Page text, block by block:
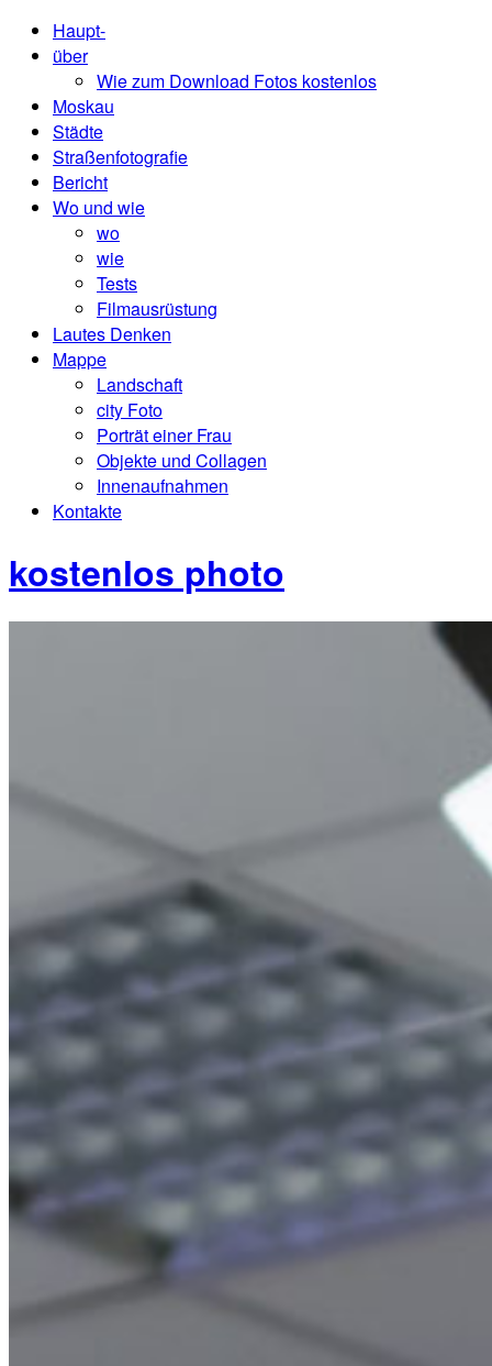
Haupt-
über
Wie zum Download Fotos kostenlos
Moskau
Städte
Straßenfotografie
Bericht
Wo und wie
wo
wie
Tests
Filmausrüstung
Lautes Denken
Mappe
Landschaft
city ​​Foto
Porträt einer Frau
Objekte und Collagen
Innenaufnahmen
Kontakte
kostenlos photo